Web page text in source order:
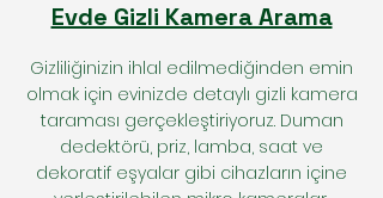
Evde Gizli Kamera Arama
Gizliliğinizin ihlal edilmediğinden emin
olmak için evinizde detaylı gizli kamera
taraması gerçekleştiriyoruz. Duman
dedektörü, priz, lamba, saat ve
dekoratif eşyalar gibi cihazların içine